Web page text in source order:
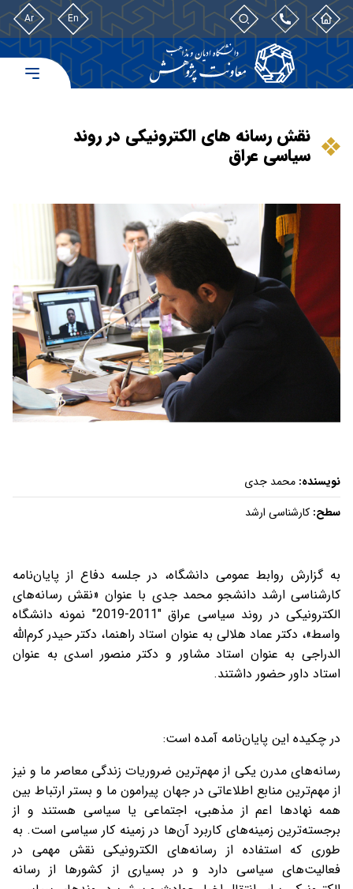
En
Ar
نقش رسانه های الکترونیکی در روند
سیاسی عراق
نویسنده: محمد جدی
سطح: کارشناسی ارشد
به گزارش روابط عمومی دانشگاه، در جلسه دفاع از پایان‌نامه
کارشناسی ارشد دانشجو محمد جدی با عنوان «نقش رسانه‌های
الکترونیکی در روند سیاسی عراق "2011‏-2019" نمونه دانشگاه
واسط»، دکتر عماد هلالی به عنوان استاد راهنما، دکتر حیدر کرم‌الله
الدراجی به عنوان استاد مشاور و دکتر منصور اسدی به عنوان
استاد داور حضور داشتند.
در چکیده این پایان‌نامه آمده است:
رسانه‌های مدرن یکی از مهم‌ترین ضروریات زندگی معاصر ما و نیز
از مهم‌ترین منابع اطلاعاتی در جهان پیرامون ما و بستر ارتباط بین
همه نهادها اعم از مذهبی، اجتماعی یا سیاسی هستند و از
برجسته‌ترین زمینه‌های کاربرد آن‌ها در زمینه کار سیاسی است. به
طوری که استفاده از رسانه‌های الکترونیکی نقش مهمی در
فعالیت‌های سیاسی دارد و در بسیاری از کشورها از رسانه